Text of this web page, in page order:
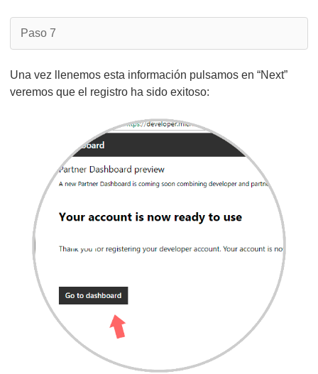
Paso 7
Una vez llenemos esta información pulsamos en “Next”
veremos que el registro ha sido exitoso: